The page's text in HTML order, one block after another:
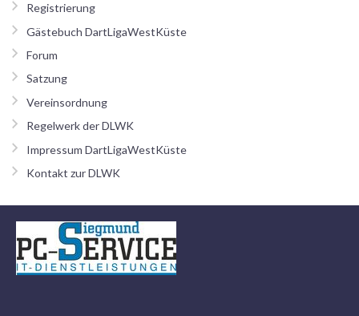
Registrierung
Gästebuch DartLigaWestKüste
Forum
Satzung
Vereinsordnung
Regelwerk der DLWK
Impressum DartLigaWestKüste
Kontakt zur DLWK